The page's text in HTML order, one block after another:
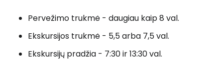
Pervežimo trukmė - daugiau kaip 8 val.
Ekskursijos trukmė - 5,5 arba 7,5 val.
Ekskursijų pradžia - 7:30 ir 13:30 val.